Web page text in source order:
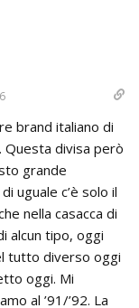
brand italiano di
Questa divisa però
grande
uguale c’è solo il
nella casacca di
alcun tipo, oggi
tutto diverso oggi
oggi. Mi
al ’91/’92. La